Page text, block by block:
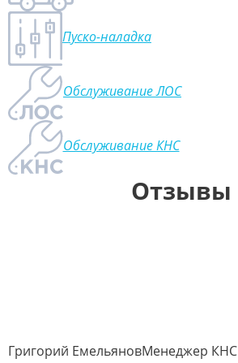
Пуско-наладка
Обслуживание ЛОС
Обслуживание КНС
Отзывы
Григорий ЕмельяновМенеджер КНС